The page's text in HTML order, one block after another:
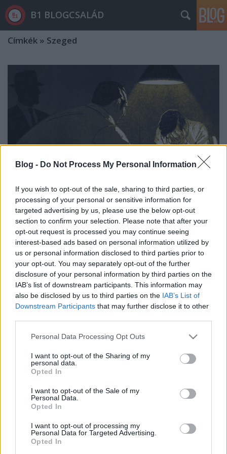
Blog - Do Not Process My Personal Information
If you wish to opt-out of the sale, sharing to third parties, or
processing of your personal or sensitive information for
targeted advertising by us, please use the below opt-out
section to confirm your selection. Please note that after your
opt-out request is processed you may continue seeing
interest-based ads based on personal information utilized by
us or personal information disclosed to third parties prior to
your opt-out. You may separately opt-out of the further
disclosure of your personal information by third parties on the
IAB’s list of downstream participants. This information may
also be disclosed by us to third parties on the IAB’s List of
Downstream Participants that may further disclose it to other
Please note that this website/app uses one or more Google
not limited to your visit or usage behaviour. You may click to
grant or deny consent to Google and its third-party tags to
use your data for below specified purposes in below Google
consent section.
Personal Data Processing Opt Outs
I want to opt-out of the Sharing of my
personal data.
Opted In
I want to opt-out of the Sale of my
Personal Data.
Opted In
I want to opt-out of processing my
Personal Data for Targeted Advertising.
Opted In
B1 BLOGCSALÁD
Címkék » Szeged
Az ügyészség előlről kezdené a BKV-
pert - lenne mit újravizsgálni
Spectra•2016. december 08.
Hatályon kívül helyeztetné az elsőfokú ítéletet a
fellebbviteli főügyészség Hagyó Miklósék ügyében
másodfokon, és azt szeretné, hogy a bíróság
rendeljen el új eljárást. Egyetértünk. Bőven lenne
mit újravizsgálni - különösen a nyomozás igencsak…